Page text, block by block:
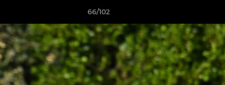
66/102